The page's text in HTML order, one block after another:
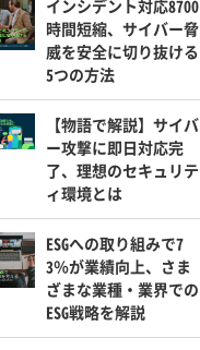
インシデント対応8700
時間短縮、サイバー脅
威を安全に切り抜ける
5つの方法
【物語で解説】サイバ
ー攻撃に即日対応完
了、理想のセキュリテ
ィ環境とは
ESGへの取り組みで7
3％が業績向上、さま
ざまな業種・業界での
ESG戦略を解説